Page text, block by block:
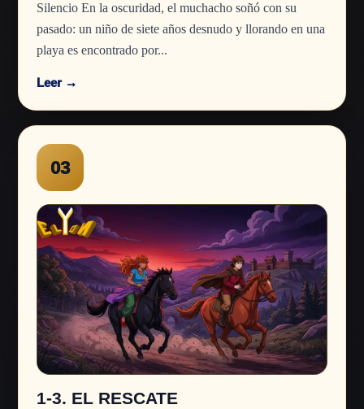
Silencio En la oscuridad, el muchacho soñó con su
pasado: un niño de siete años desnudo y llorando en una
playa es encontrado por...
Leer →
03
1-3. EL RESCATE